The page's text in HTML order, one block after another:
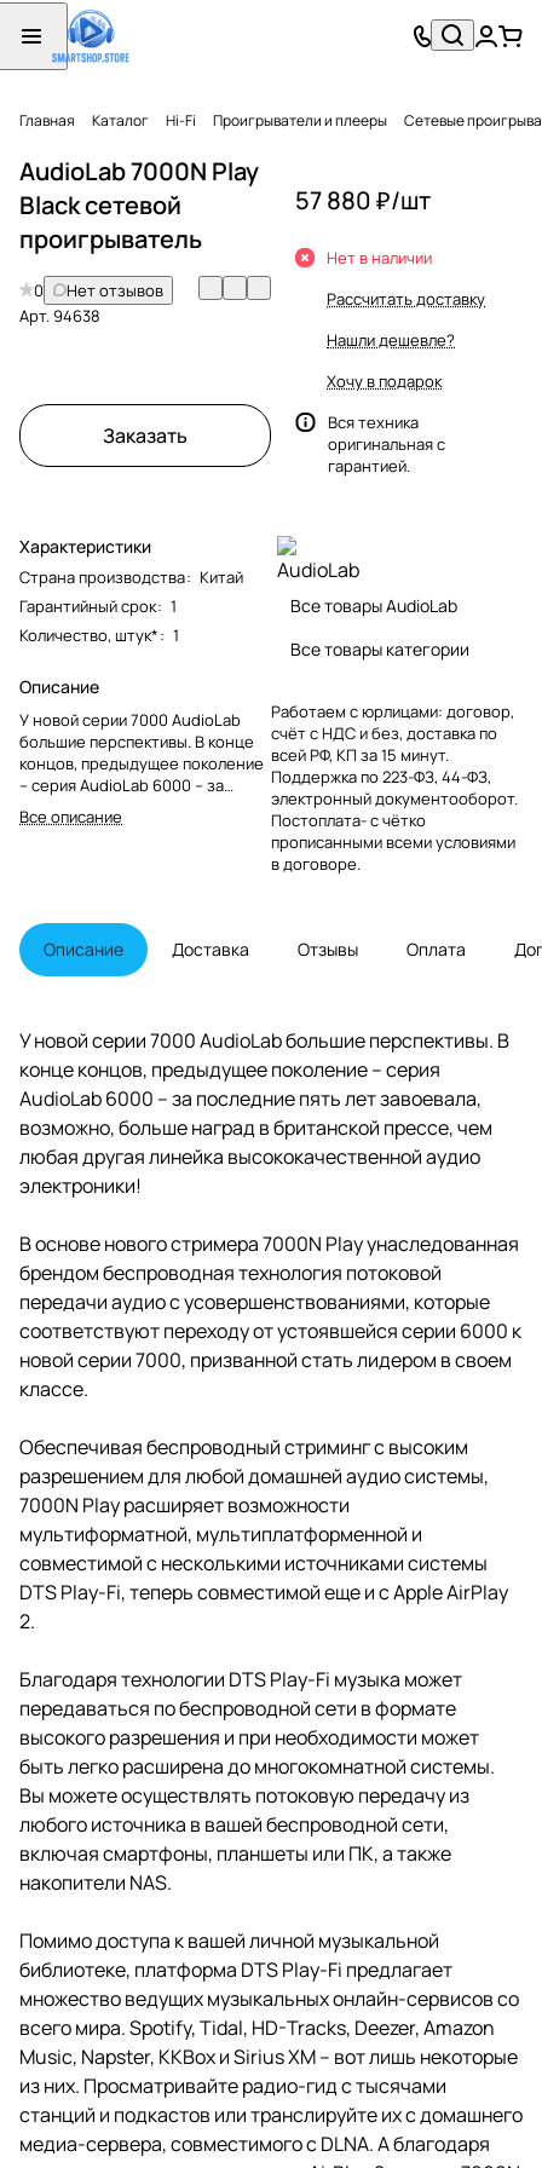
Главная Каталог Hi-Fi Проигрыватели и плееры Сетевые
AudioLab 7000N Play
Black сетевой
проигрыватель
0
Нет отзывов
Арт.94638
Заказать
Характеристики
Страна производства: Китай
Гарантийный срок: 1
Количество, штук*: 1
Описание
У новой серии 7000 AudioLab
большие перспективы. В конце
концов, предыдущее поколение
– серия AudioLab 6000 – за
последние пять лет завоевала,
возможно, больше наград в
Все описание
57 880 ₽/шт
Нет в наличии
Рассчитать доставку
Нашли дешевле?
Хочу в подарок
Вся техника
оригинальная с
гарантией.
Все товары AudioLab
Все товары категории
Работаем с юрлицами: договор,
счёт с НДС и без, доставка по
всей РФ, КП за 15 минут.
Поддержка по 223-ФЗ, 44-ФЗ,
электронный документооборот.
Постоплата- с чётко
прописанными всеми условиями
в договоре.
Описание Доставка Отзывы Оплата
У новой серии 7000 AudioLab большие перспективы. В
конце концов, предыдущее поколение – серия
AudioLab 6000 – за последние пять лет завоевала,
возможно, больше наград в британской прессе, чем
любая другая линейка высококачественной аудио
электроники!
В основе нового стримера 7000N Play унаследованная
брендом беспроводная технология потоковой
передачи аудио с усовершенствованиями, которые
соответствуют переходу от устоявшейся серии 6000 к
новой серии 7000, призванной стать лидером в своем
классе.
Обеспечивая беспроводный стриминг с высоким
разрешением для любой домашней аудио системы,
7000N Play расширяет возможности
мультиформатной, мультиплатформенной и
совместимой с несколькими источниками системы
DTS Play-Fi, теперь совместимой еще и с Apple AirPlay
2.
Благодаря технологии DTS Play-Fi музыка может
передаваться по беспроводной сети в формате
высокого разрешения и при необходимости может
быть легко расширена до многокомнатной системы.
Вы можете осуществлять потоковую передачу из
любого источника в вашей беспроводной сети,
включая смартфоны, планшеты или ПК, а также
накопители NAS.
Помимо доступа к вашей личной музыкальной
библиотеке, платформа DTS Play-Fi предлагает
множество ведущих музыкальных онлайн-сервисов со
всего мира. Spotify, Tidal, HD-Tracks, Deezer, Amazon
Music, Napster, KKBox и Sirius XM – вот лишь некоторые
из них. Просматривайте радио-гид с тысячами
станций и подкастов или транслируйте их с домашнего
медиа-сервера, совместимого с DLNA. А благодаря